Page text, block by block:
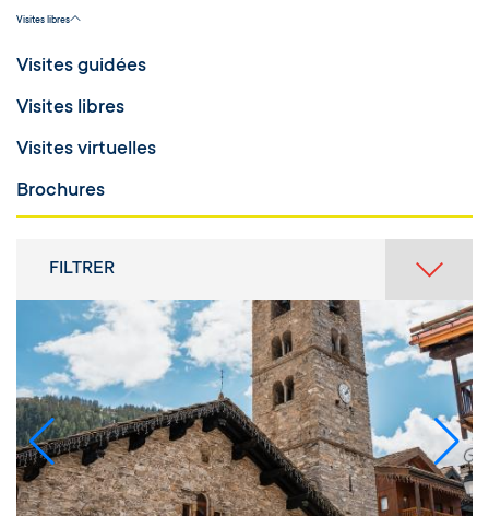
Visites libres
Visites guidées
Visites libres
Visites virtuelles
Brochures
FILTRER